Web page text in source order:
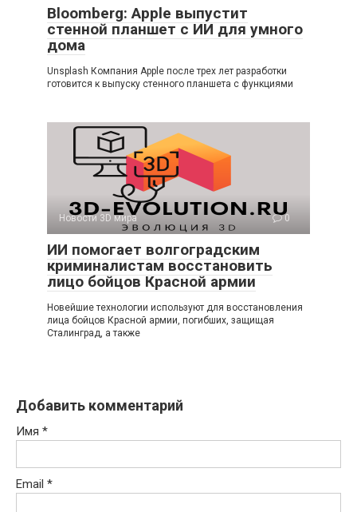
Bloomberg: Apple выпустит
стенной планшет с ИИ для умного
дома
Unsplash Компания Apple после трех лет разработки
готовится к выпуску стенного планшета с функциями
Новости 3D мира 0
ИИ помогает волгоградским
криминалистам восстановить
лицо бойцов Красной армии
Новейшие технологии используют для восстановления
лица бойцов Красной армии, погибших, защищая
Сталинград, а также
Добавить комментарий
Имя *
Email *